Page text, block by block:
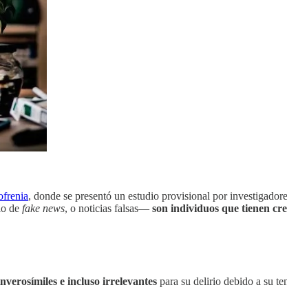
, donde se presentó un estudio provisional por
de fake news, o noticias falsas— son individuos que tienen
e incluso irrelevantes para su delirio debido a su